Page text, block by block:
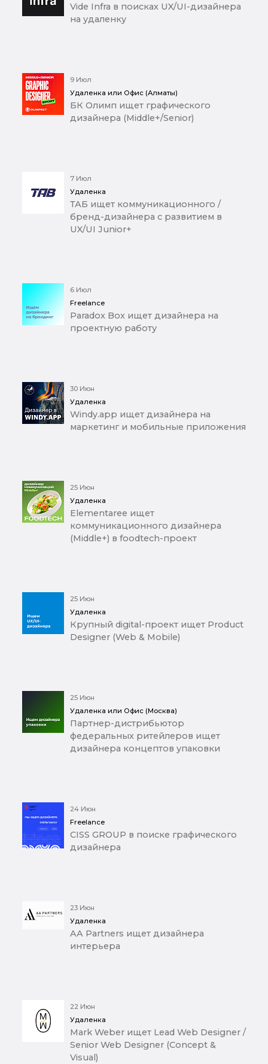
Vide Infra в поисках UX/UI-дизайнера
на удаленку
9 Июл
Удаленка или Офис (Алматы)
БК Олимп ищет графического
дизайнера (Middle+/Senior)
7 Июл
Удаленка
ТАБ ищет коммуникационного /
бренд-дизайнера с развитием в
UX/UI Junior+
6 Июл
Freelance
Paradox Box ищет дизайнера на
проектную работу
30 Июн
Удаленка
Windy.app ищет дизайнера на
маркетинг и мобильные приложения
25 Июн
Удаленка
Elementaree ищет
коммуникационного дизайнера
(Middle+) в foodtech-проект
25 Июн
Удаленка
Крупный digital-проект ищет Product
Designer (Web & Mobile)
25 Июн
Удаленка или Офис (Москва)
Партнер-дистрибьютор
федеральных ритейлеров ищет
дизайнера концептов упаковки
24 Июн
Freelance
CISS GROUP в поиске графического
дизайнера
23 Июн
Удаленка
AA Partners ищет дизайнера
интерьера
22 Июн
Удаленка
Mark Weber ищет Lead Web Designer /
Senior Web Designer (Concept &
Visual)